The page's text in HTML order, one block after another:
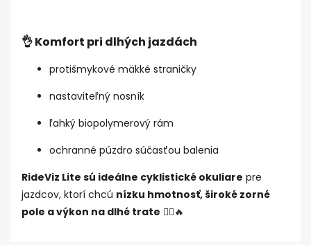
👌 Komfort pri dlhých jazdách
protišmykové mäkké straničky
nastaviteľný nosník
ľahký biopolymerový rám
ochranné púzdro súčasťou balenia
RideViz Lite sú ideálne cyklistické okuliare pre
jazdcov, ktorí chcú nízku hmotnosť, široké zorné
pole a výkon na dlhé trate 🚴‍♂️🔥